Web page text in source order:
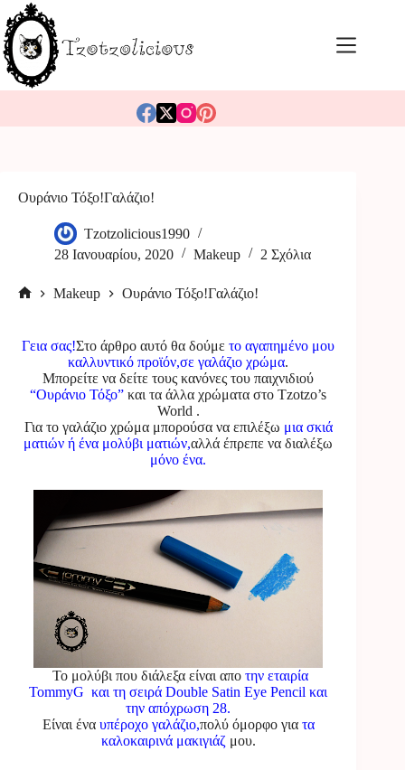
Μετάβαση
στο
περιεχόμενο
Ουράνιο Τόξο!Γαλάζιο!
Tzotzolicious1990
28 Ιανουαρίου, 2020
Makeup 2 Σχόλια
Makeup Ουράνιο Τόξο!Γαλάζιο!
Γεια σας!Στο άρθρο αυτό θα δούμε το αγαπημένο μου
καλλυντικό προϊόν,σε γαλάζιο χρώμα.
Μπορείτε να δείτε τους κανόνες του παιχνιδιού
“Ουράνιο Τόξο”και τα άλλα χρώματα στοTzotzo’s
World .
Για το γαλάζιο χρώμα μπορούσα να επιλέξω μια σκιά
ματιών ή ένα μολύβι ματιών,αλλά έπρεπε να διαλέξω
μόνο ένα.
Το μολύβι που διάλεξα είναι απο την εταιρία
TommyG και τη σειρά Double Satin Eye Pencil και
την απόχρωση 28.
Είναι ένα υπέροχο γαλάζιο,πολύ όμορφο για τα
καλοκαιρινά μακιγιάζ μου.